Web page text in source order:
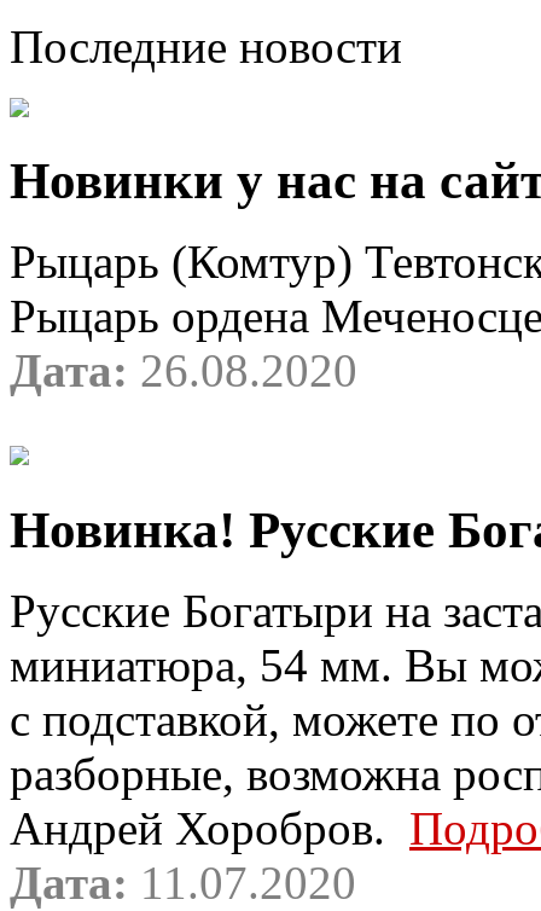
Последние новости
Новинки у нас на
Рыцарь (Комтур)
Рыцарь ордена
Дата: 26.08.2020
Новинка! Русские
Русские Богатыри на
миниатюра, 54 мм. Вы
с подставкой, можете по
разборные, возможна
Андрей Хоробров.
Дата: 11.07.2020